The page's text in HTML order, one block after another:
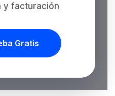
y facturación
Gratis